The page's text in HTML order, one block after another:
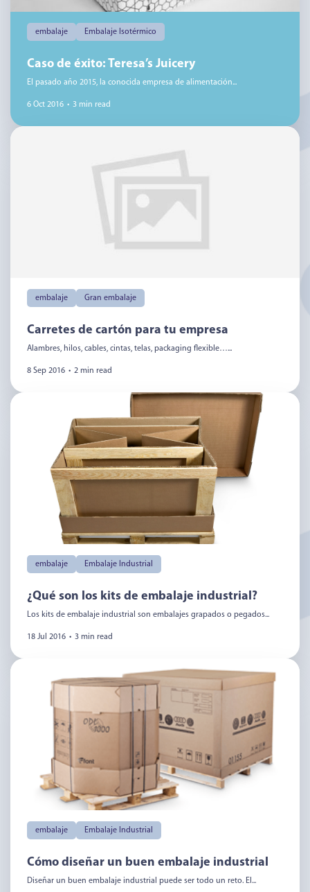
embalaje Embalaje Isotérmico
Caso de éxito: Teresa’s Juicery
El pasado año 2015, la conocida empresa de alimentación...
6 Oct 2016 • 3 min read
embalaje Gran embalaje
Carretes de cartón para tu empresa
Alambres, hilos, cables, cintas, telas, packaging flexible…...
8 Sep 2016 • 2 min read
embalaje Embalaje Industrial
¿Qué son los kits de embalaje industrial?
Los kits de embalaje industrial son embalajes grapados o pegados...
18 Jul 2016 • 3 min read
embalaje Embalaje Industrial
Cómo diseñar un buen embalaje industrial
Diseñar un buen embalaje industrial puede ser todo un reto. El...